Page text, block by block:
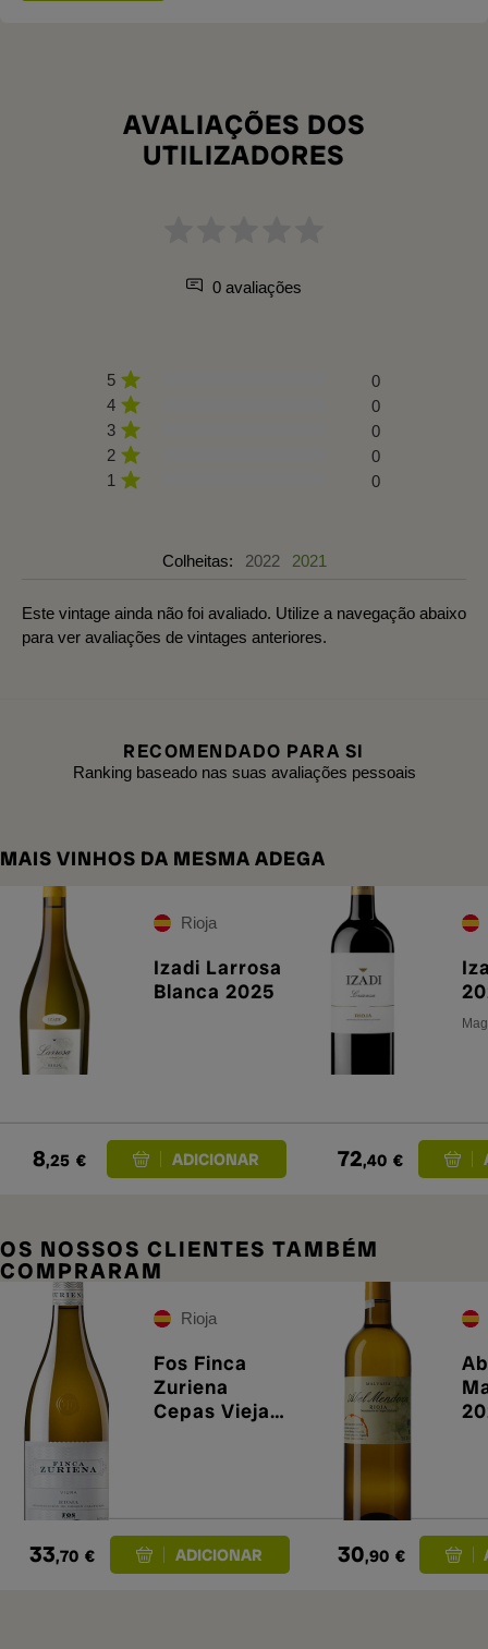
AVALIAÇÕES DOS
UTILIZADORES
0 avaliações
5
0
4
0
3
0
2
0
1
0
Colheitas: 2022 2021
Este vintage ainda não foi avaliado. Utilize a navegação abaixo
para ver avaliações de vintages anteriores.
RECOMENDADO PARA SI
Ranking baseado nas suas avaliações pessoais
MAIS VINHOS DA MESMA ADEGA
Rioja
Izadi Larrosa
Blanca 2025
8,25 € 72,40 €
OS NOSSOS CLIENTES TAMBÉM
COMPRARAM
Rioja
Fos Finca
Zuriena
Cepas Viejas
33,70 € 30,90 €